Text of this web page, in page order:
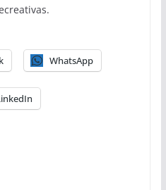
WhatsApp